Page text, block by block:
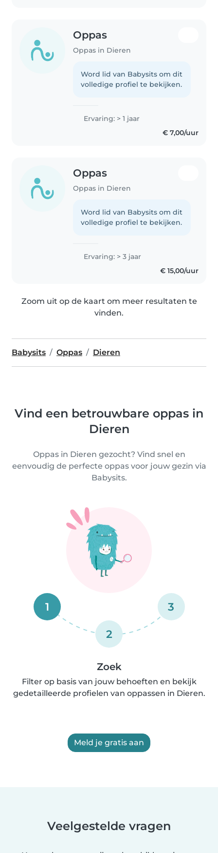
Oppas
Oppas in Dieren
Word lid van Babysits om dit
volledige profiel te bekijken.
Ervaring: > 1 jaar
€ 7,00/uur
Oppas
Oppas in Dieren
Word lid van Babysits om dit
volledige profiel te bekijken.
Ervaring: > 3 jaar
€ 15,00/uur
Zoom uit op de kaart om meer resultaten te
vinden.
Babysits Oppas Dieren
Vind een betrouwbare oppas in
Dieren
Oppas in Dieren gezocht? Vind snel en
eenvoudig de perfecte oppas voor jouw gezin via
Babysits.
1
2
3
Zoek
Filter op basis van jouw behoeften en bekijk
gedetailleerde profielen van oppassen in Dieren.
Meld je gratis aan
Veelgestelde vragen